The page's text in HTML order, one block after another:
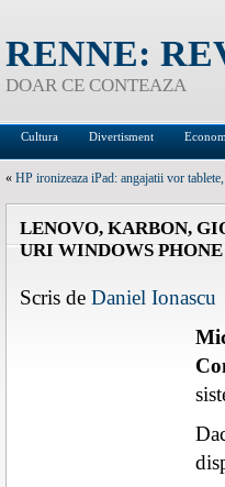
RENNE:
DOAR CE CONTEAZA
Cultura Divertisment
« HP ironizeaza iPad: angajatii vor
LENOVO, KARBON,
URI WINDOWS PHONE
Scris de Daniel Ionascu